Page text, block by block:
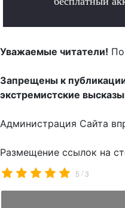
Уважаемые читатели!
Запрещены к
экстремистские
Администрация Сайта
Размещение ссылок на
5 /3